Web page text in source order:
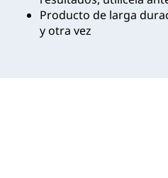
Producto de larga
y otra vez